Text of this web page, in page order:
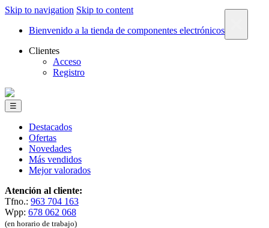
Skip to navigation Skip to content
Bienvenido a la tienda de componentes electrónicos
Clientes
Acceso
Registro
☰
Destacados
Ofertas
Novedades
Más vendidos
Mejor valorados
Atención al cliente:
Tfno.: 963 704 163
Wpp: 678 062 068
(en horario de trabajo)